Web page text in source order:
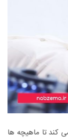
کند تا ماهیچه ها